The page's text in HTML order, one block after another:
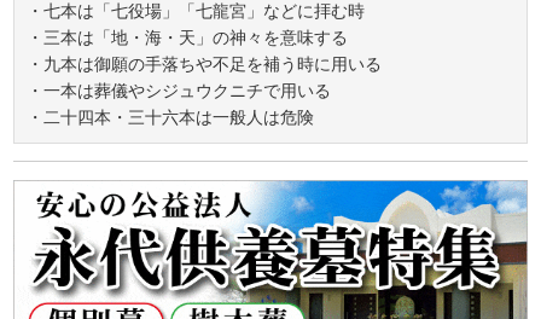
・七本は「七役場」「七龍宮」などに拝む時
・三本は「地・海・天」の神々を意味する
・九本は御願の手落ちや不足を補う時に用いる
・一本は葬儀やシジュウクニチで用いる
・二十四本・三十六本は一般人は危険